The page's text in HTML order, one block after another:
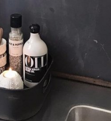
Duk Eloise 150 x 300 cm